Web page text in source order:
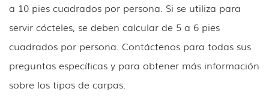
a 10 pies cuadrados por persona. Si se utiliza para
servir cócteles, se deben calcular de 5 a 6 pies
cuadrados por persona. Contáctenos para todas sus
preguntas específicas y para obtener más información
sobre los tipos de carpas.